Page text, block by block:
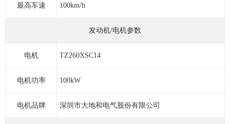
最高车速 100km/h
发动机/电机参数
电机 TZ260XSC14
电机功率 100kW
电机品牌 深圳市大地和电气股份有限公司